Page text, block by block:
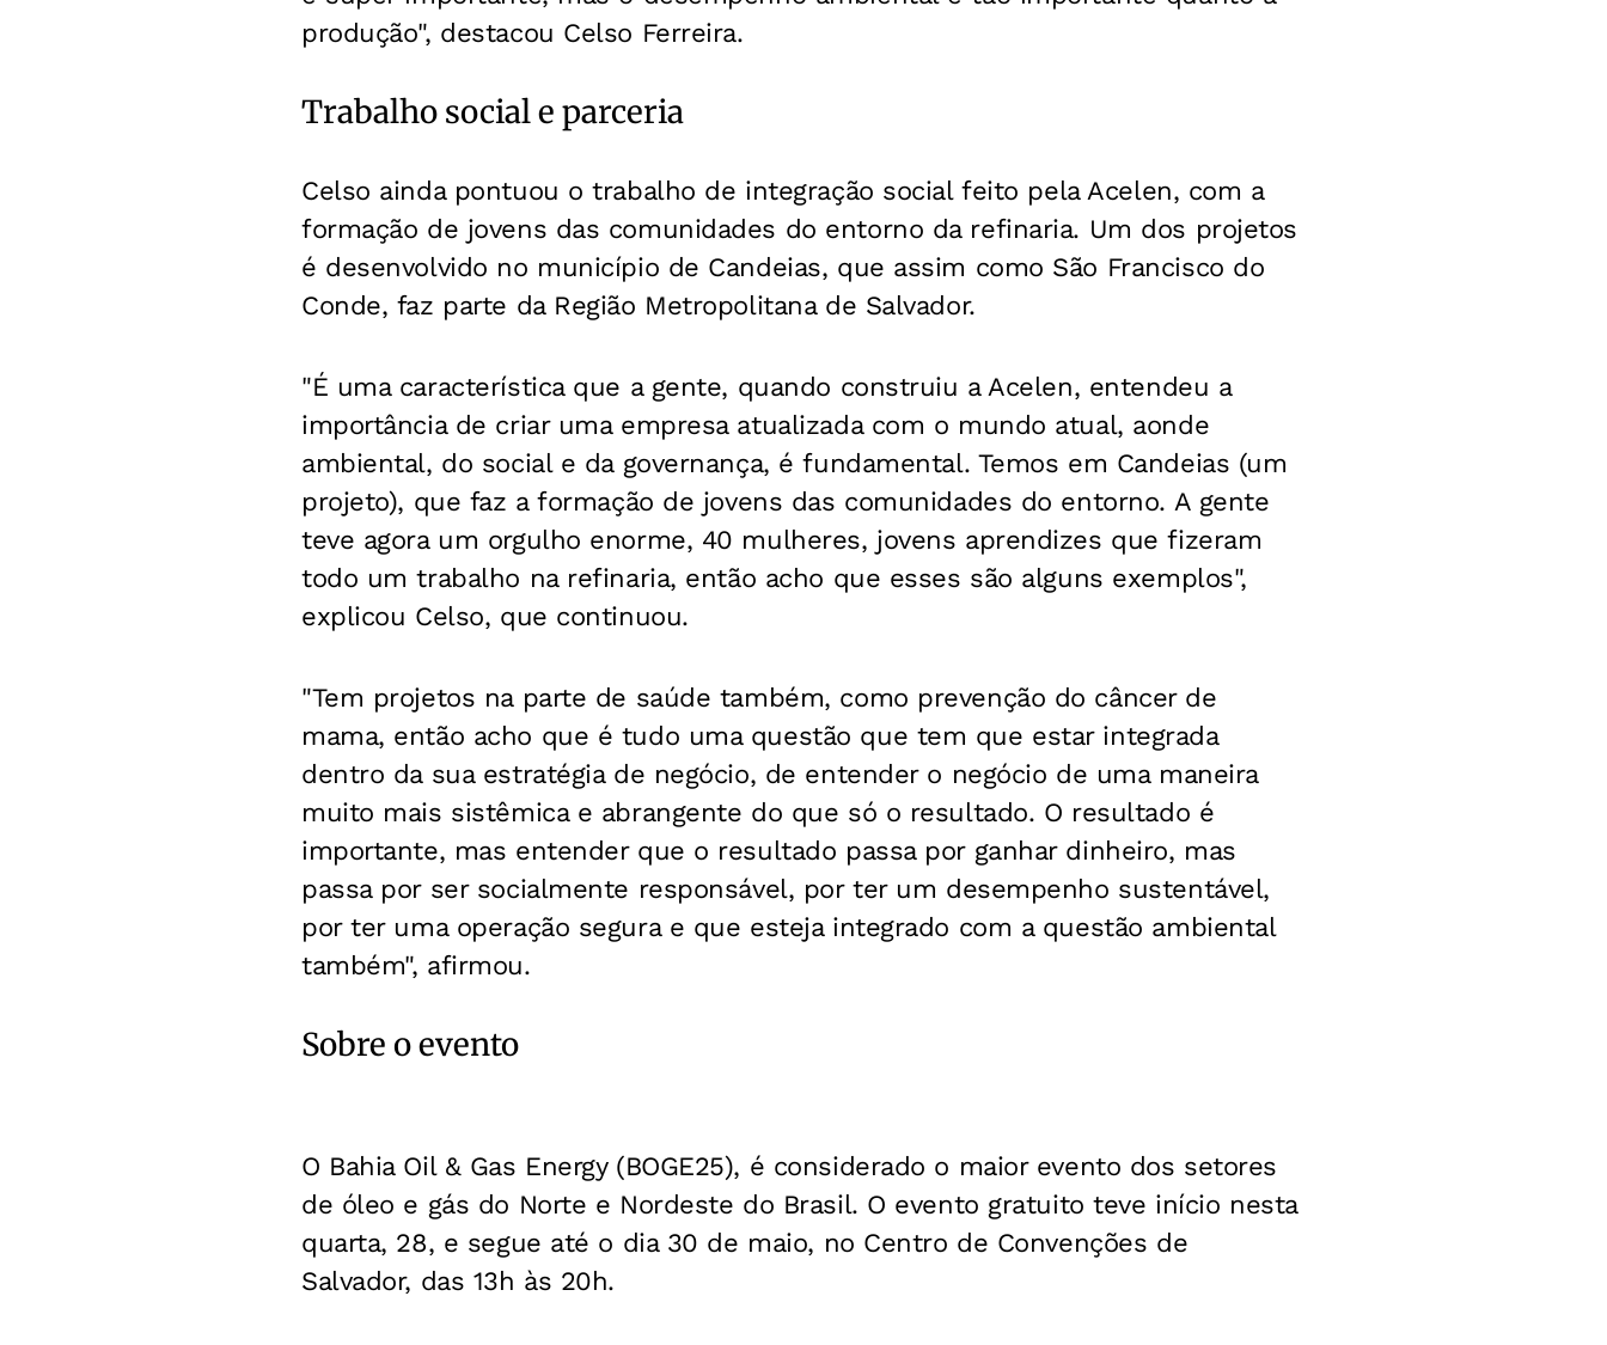
produção", destacou Celso Ferreira.
Trabalho social e parceria
Celso ainda pontuou o trabalho de integração social feito pela Acelen, com a
formação de jovens das comunidades do entorno da refinaria. Um dos projetos
é desenvolvido no município de Candeias, que assim como São Francisco do
Conde, faz parte da Região Metropolitana de Salvador.
"É uma característica que a gente, quando construiu a Acelen, entendeu a
importância de criar uma empresa atualizada com o mundo atual, aonde
ambiental, do social e da governança, é fundamental. Temos em Candeias (um
projeto), que faz a formação de jovens das comunidades do entorno. A gente
teve agora um orgulho enorme, 40 mulheres, jovens aprendizes que fizeram
todo um trabalho na refinaria, então acho que esses são alguns exemplos",
explicou Celso, que continuou.
"Tem projetos na parte de saúde também, como prevenção do câncer de
mama, então acho que é tudo uma questão que tem que estar integrada
dentro da sua estratégia de negócio, de entender o negócio de uma maneira
muito mais sistêmica e abrangente do que só o resultado. O resultado é
importante, mas entender que o resultado passa por ganhar dinheiro, mas
passa por ser socialmente responsável, por ter um desempenho sustentável,
por ter uma operação segura e que esteja integrado com a questão ambiental
também", afirmou.
Sobre o evento
O Bahia Oil & Gas Energy (BOGE25), é considerado o maior evento dos setores
de óleo e gás do Norte e Nordeste do Brasil. O evento gratuito teve início nesta
quarta, 28, e segue até o dia 30 de maio, no Centro de Convenções de
Salvador, das 13h às 20h.